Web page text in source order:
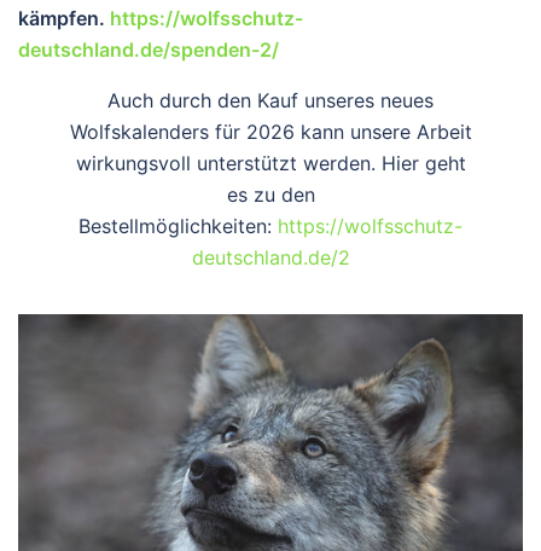
kämpfen. https://wolfsschutz-
deutschland.de/spenden-2/
Auch durch den Kauf unseres neues
Wolfskalenders für 2026 kann unsere Arbeit
wirkungsvoll unterstützt werden. Hier geht
es zu den
Bestellmöglichkeiten: https://wolfsschutz-
deutschland.de/2